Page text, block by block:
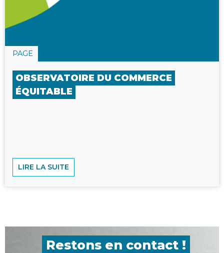
PAGE
OBSERVATOIRE DU COMMERCE
ÉQUITABLE
LIRE LA SUITE
Restons en contact !